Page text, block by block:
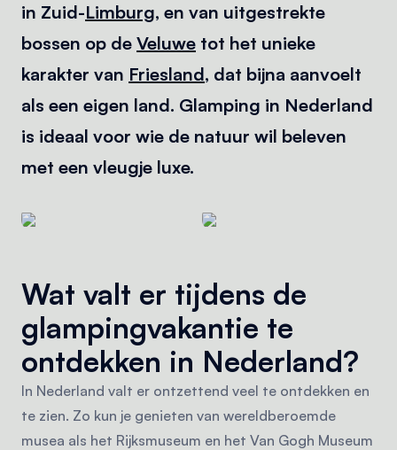
in Zuid-Limburg, en van uitgestrekte
bossen op de Veluwe tot het unieke
karakter van Friesland, dat bijna aanvoelt
als een eigen land. Glamping in Nederland
is ideaal voor wie de natuur wil beleven
met een vleugje luxe.
Wat valt er tijdens de
glampingvakantie te
ontdekken in Nederland?
In Nederland valt er ontzettend veel te ontdekken en
te zien. Zo kun je genieten van wereldberoemde
musea als het Rijksmuseum en het Van Gogh Museum